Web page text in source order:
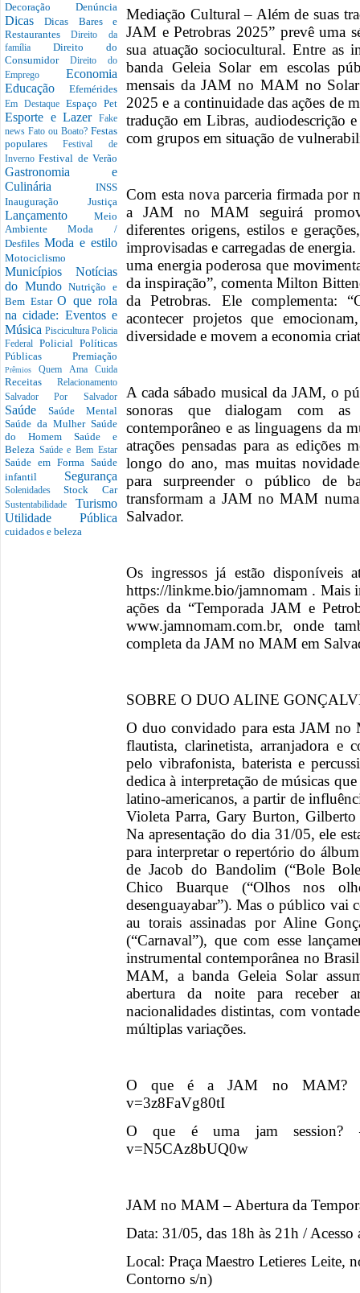
Decoração Denúncia
DicasDicas Bares e
RestaurantesDireito da
família Direito do
Consumidor Direito do
Emprego Economia
Educação Efemérides
Em Destaque Espaço Pet
Esporte e Lazer
Fake
news Fato ou Boato? Festas
popularesFestival de
InvernoFestival de Verão
Gastronomia e
Culinária INSS
Inauguração Justiça
Lançamento Meio
AmbienteModa /
Desfiles Moda e estilo
Motociclismo
Municípios Notícias
do MundoNutrição e
Bem EstarO que rola
na cidade: Eventos e
Música Piscicultura Policia
Federal Policial Políticas
Públicas Premiação
PrêmiosQuem Ama Cuida
Receitas Relacionamento
Salvador Por Salvador
Saúde Saúde Mental
Saúde da Mulher Saúde
do Homem Saúde e
Beleza Saúde e Bem Estar
Saúde em Forma Saúde
infantil Segurança
SolenidadesStock Car
Sustentabilidade Turismo
Utilidade Pública
cuidados e beleza
Mediação Cultural – Além de suas
JAM e Petrobras 2025” prevê uma
sua atuação sociocultural. Entre as
banda Geleia Solar em escolas
mensais da JAM no MAM no
2025 e a continuidade das ações de
tradução em Libras, audiodescrição
com grupos em situação de
Com esta nova parceria firmada por
a JAM no MAM seguirá
diferentes origens, estilos e
improvisadas e carregadas de
uma energia poderosa que
da inspiração”, comenta Milton
da Petrobras. Ele complementa:
acontecer projetos que
diversidade e movem a economia
A cada sábado musical da JAM, o
sonoras que dialogam com as
contemporâneo e as linguagens da
atrações pensadas para as edições
longo do ano, mas muitas
para surpreender o público de
transformam a JAM no MAM numa
Salvador.
Os ingressos já estão disponíveis
https://linkme.bio/jamnomam . Mais
ações da “Temporada JAM e
www.jamnomam.com.br, onde
completa da JAM no MAM em
SOBRE O DUO ALINE
O duo convidado para esta JAM
flautista, clarinetista, arranjadora e
pelo vibrafonista, baterista e
dedica à interpretação de músicas
latino-americanos, a partir de
Violeta Parra, Gary Burton,
Na apresentação do dia 31/05, ele
para interpretar o repertório do
de Jacob do Bandolim (“Bole
Chico Buarque (“Olhos nos
desenguayabar”). Mas o público vai
au torais assinadas por Aline
(“Carnaval”), que com esse
instrumental contemporânea no
MAM, a banda Geleia Solar
abertura da noite para receber
nacionalidades distintas, com
múltiplas variações.
O que é a JAM no MAM? –
v=3z8FaVg80tI
O que é uma jam session? –
v=N5CAz8bUQ0w
JAM no MAM – Abertura da
Data: 31/05, das 18h às 21h /
Local: Praça Maestro Letieres
Contorno s/n)